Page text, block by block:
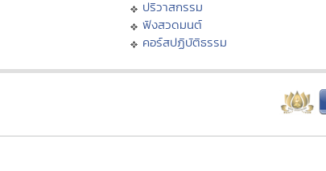
ปริวาสกรรม
ฟังสวดมนต์
คอร์สปฏิบัติธรรม